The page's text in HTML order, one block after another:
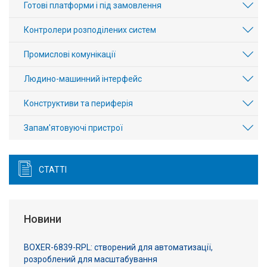
Готові платформи і під замовлення
Контролери розподілених систем
Промислові комунікації
Людино-машинний інтерфейс
Конструктиви та периферія
Запам'ятовуючі пристрої
СТАТТІ
Новини
BOXER-6839-RPL: створений для автоматизації,
розроблений для масштабування